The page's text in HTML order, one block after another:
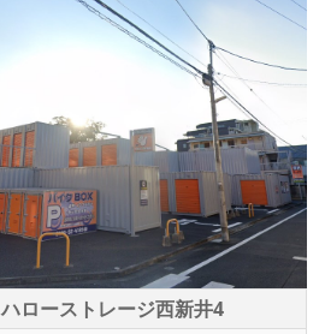
ハローストレージ西新井4